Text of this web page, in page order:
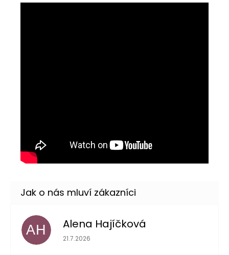
AH Alena Hajíčková
Hodnocení obchodu je 5 z 5 hvězdiček.
21.7.2026